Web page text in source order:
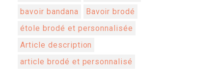
bavoir bandana
Bavoir brodé
étole brodé et personnalisée
Article description
article brodé et personnalisé